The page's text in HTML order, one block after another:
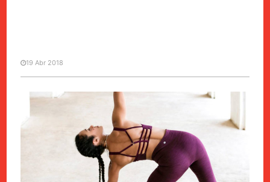
EVENTOS
Festival “Connections” | Ioga,
música e dança ao ar livre a 12 de
19 Abr 2018